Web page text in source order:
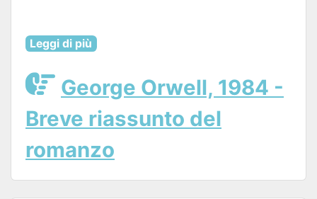
Leggi di più
George Orwell, 1984 -
Breve riassunto del
romanzo